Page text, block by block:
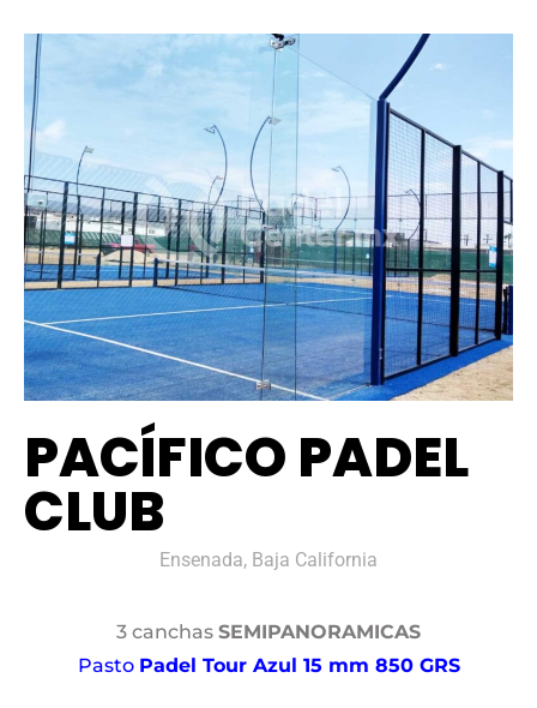
PACÍFICO PADEL
CLUB
Ensenada, Baja California
3 canchas SEMIPANORAMICAS
Pasto Padel Tour Azul 15 mm 850 GRS